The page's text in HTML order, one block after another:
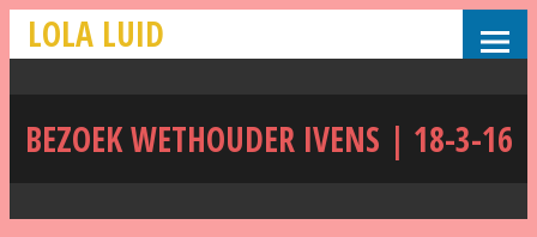
LOLA LUID
BEZOEK WETHOUDER IVENS | 18-3-16